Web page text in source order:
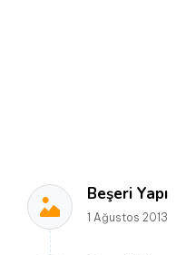
Beşeri Yapı
1 Ağustos 2013